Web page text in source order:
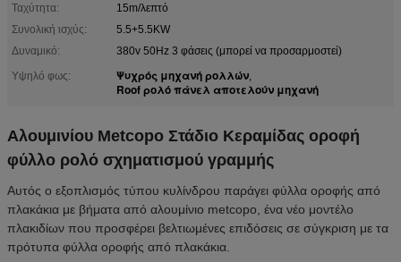
Ταχύτητα:
15m/λεπτό
Συνολική ισχύς:
5.5+5.5KW
Δυναμικό:
380v 50Hz 3 φάσεις (μπορεί να προσαρμοστεί)
Υψηλό φως:
Ψυχρός μηχανή ρολλών,
Roof ρολό πάνελ αποτελούν μηχανή
Αλουμινίου Metcopo Στάδιο Κεραμίδας οροφή
φύλλο ρολό σχηματισμού γραμμής
Αυτός ο εξοπλισμός τύπου κυλίνδρου παράγει φύλλα οροφής από
πλακάκια με βήματα από αλουμίνιο metcopo, ένα νέο μοντέλο
πλακιδίων που προσφέρει βελτιωμένες επιδόσεις σε σύγκριση με τα
πρότυπα φύλλα οροφής από πλακάκια.